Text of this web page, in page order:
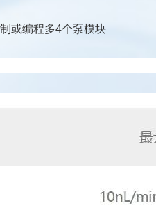
或编程多4个泵模块